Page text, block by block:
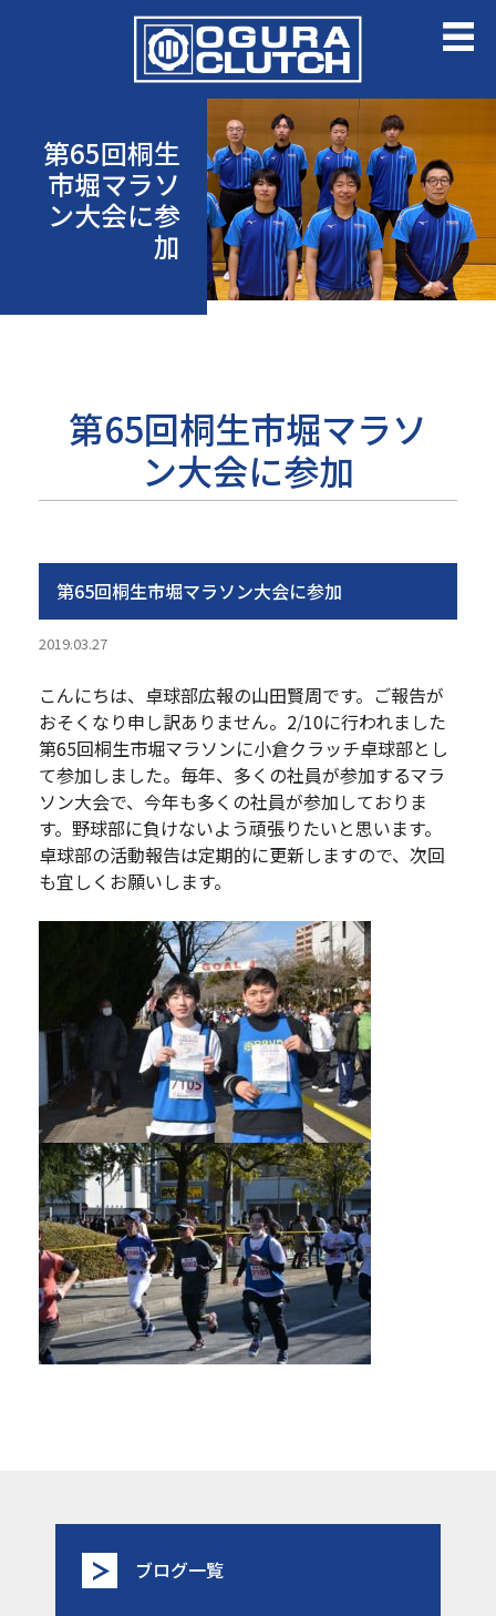
第65回桐生
市堀マラソ
ン大会に参
加
第65回桐生市堀マラソ
ン大会に参加
第65回桐生市堀マラソン大会に参加
2019.03.27
こんにちは、卓球部広報の山田賢周です。ご報告が
おそくなり申し訳ありません。2/10に行われました
第65回桐生市堀マラソンに小倉クラッチ卓球部とし
て参加しました。毎年、多くの社員が参加するマラ
ソン大会で、今年も多くの社員が参加しておりま
す。野球部に負けないよう頑張りたいと思います。
卓球部の活動報告は定期的に更新しますので、次回
も宜しくお願いします。
ブログ一覧